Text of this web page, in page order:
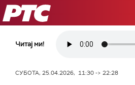
РТС
Читај ми!
СУБОТА, 25.04.2026, 11:30 -> 22:28